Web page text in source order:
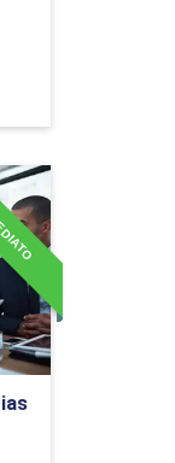
do
em
da